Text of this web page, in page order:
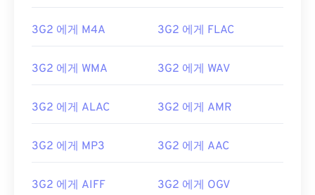
3G2 에게 M4A 3G2 에게 FLAC
3G2 에게 WMA 3G2 에게 WAV
3G2 에게 ALAC 3G2 에게 AMR
3G2 에게 MP3 3G2 에게 AAC
3G2 에게 AIFF 3G2 에게 OGV